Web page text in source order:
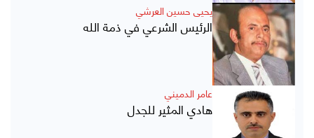
يحيى حسين العرشي
الرئيس الشرعي في ذمة الله
عامر الدميني
هادي المثير للجدل